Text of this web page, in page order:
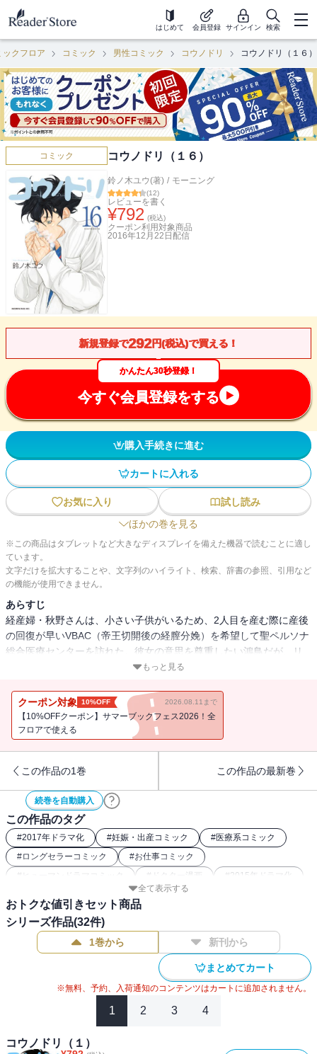
はじめて 会員登録 サインイン 検索
ックフロア コミック 男性コミック コウノドリ コウノドリ（１６）
コミック コウノドリ（１６）
鈴ノ木ユウ(著) / モーニング
(12)
レビューを書く
¥792 (税込)
クーポン利用対象商品
2016年12月22日 配信
新規登録で292円(税込)で買える！
かんたん30秒登録！
今すぐ会員登録をする
購入手続きに進む
カートに入れる
お気に入り
試し読み
ほかの巻を見る
※この商品はタブレットなど大きなディスプレイを備えた機器で読むことに適し
ています。
文字だけを拡大することや、文字列のハイライト、検索、辞書の参照、引用など
の機能が使用できません。
あらすじ
経産婦・秋野さんは、小さい子供がいるため、2人目を産む際に産後
の回復が早いVBAC（帝王切開後の経膣分娩）を希望して聖ペルソナ
総合医療センターを訪れた。彼女の意思を尊重したい鴻鳥だが、リ
スクの多い出産を良しとしない四宮と対立してしまう――。
もっと見る
クーポン対象 10%OFF 2026.08.11まで
【10%OFFクーポン】サマーブックフェス2026！全
フロアで使える
この作品の1巻 この作品の最新巻
続巻を自動購入
この作品のタグ
#2017年ドラマ化 #妊娠・出産コミック #医療系コミック
#ロングセラーコミック #お仕事コミック
# ヒューマンドラマコミック # ドクター漫画 #2015年ドラマ化
全て表示する
おトクな値引きセット商品
シリーズ作品(32件)
1巻から 新刊から
まとめてカート
※無料、予約、入荷通知のコンテンツはカートに追加されません。
1 2 3 4
コウノドリ（１）